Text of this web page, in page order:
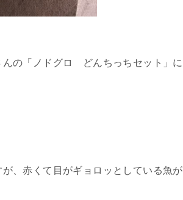
んの「ノドグロ どんちっちセット」に
、赤くて目がギョロッとしている魚が